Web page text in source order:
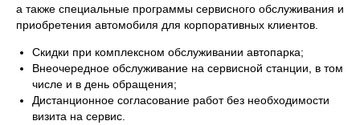
а также специальные программы сервисного обслуживания и
приобретения автомобиля для корпоративных клиентов.
Скидки при комплексном обслуживании автопарка;
Внеочередное обслуживание на сервисной станции, в том
числе и в день обращения;
Дистанционное согласование работ без необходимости
визита на сервис.